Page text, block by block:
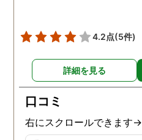
4.2点(5件)
詳細を見る
口コミ
右にスクロールできます→